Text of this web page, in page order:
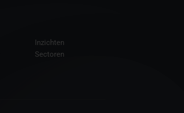
Inzichten
Sectoren